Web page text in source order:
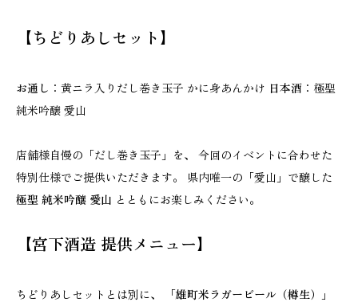
【ちどりあしセット】
お通し ：黄ニラ入りだし巻き玉子 かに身あんかけ 日本酒 ：極聖
純米吟醸 愛山
店舗様自慢の「だし巻き玉子」を、 今回のイベントに合わせた
特別仕様でご提供いただきます。 県内唯一の「愛山」で醸した
極聖 純米吟醸 愛山 とともにお楽しみください。
【宮下酒造 提供メニュー】
ちどりあしセットとは別に、
「雄町米ラガービール（樽生）」